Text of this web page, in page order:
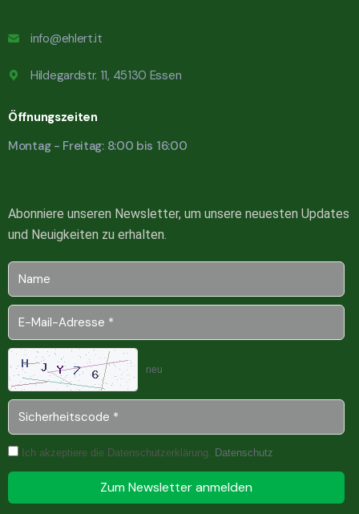
info@ehlert.it
Hildegardstr. 11, 45130 Essen
Öffnungszeiten
Montag - Freitag: 8:00 bis 16:00
Abonniere unseren Newsletter, um unsere neuesten Updates
und Neuigkeiten zu erhalten.
neu
Ich akzeptiere die Datenschutzerklärung. Datenschutz
Zum Newsletter anmelden